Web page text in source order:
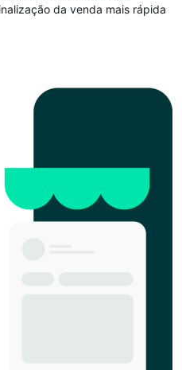
da venda mais rápida